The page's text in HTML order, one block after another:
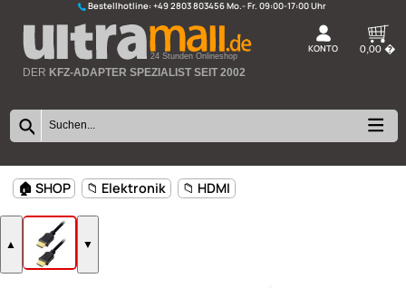
Bestellhotline:+49 2803 803456
24 Stunden Onlineshop
▲ ▼